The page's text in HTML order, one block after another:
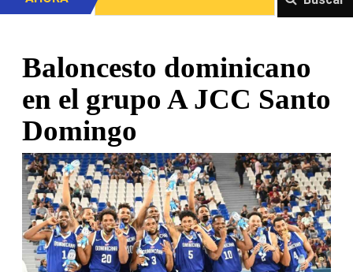
Baloncesto dominicano
en el grupo A JCC Santo
Domingo